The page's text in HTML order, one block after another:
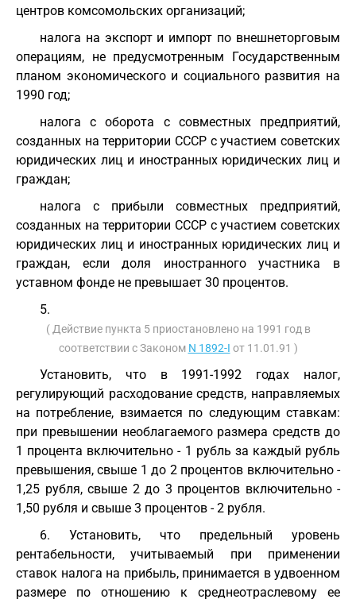
центров комсомольских организаций;
налога на экспорт и импорт по внешнеторговым
операциям, не предусмотренным Государственным
планом экономического и социального развития на
1990 год;
налога с оборота с совместных предприятий,
созданных на территории СССР с участием советских
юридических лиц и иностранных юридических лиц и
граждан;
налога с прибыли совместных предприятий,
созданных на территории СССР с участием советских
юридических лиц и иностранных юридических лиц и
граждан, если доля иностранного участника в
уставном фонде не превышает 30 процентов.
5.
( Действие пункта 5 приостановлено на 1991 год в
соответствии с Законом N 1892-I от 11.01.91 )
Установить, что в 1991-1992 годах налог,
регулирующий расходование средств, направляемых
на потребление, взимается по следующим ставкам:
при превышении необлагаемого размера средств до
1 процента включительно - 1 рубль за каждый рубль
превышения, свыше 1 до 2 процентов включительно -
1,25 рубля, свыше 2 до 3 процентов включительно -
1,50 рубля и свыше 3 процентов - 2 рубля.
6. Установить, что предельный уровень
рентабельности, учитываемый при применении
ставок налога на прибыль, принимается в удвоенном
размере по отношению к среднеотраслевому ее